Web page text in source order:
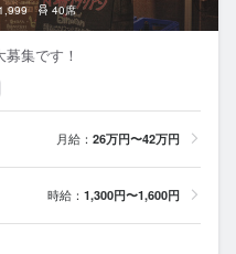
40席
集です！
月給： 26万円〜42万円
時給： 1,300円〜1,600円